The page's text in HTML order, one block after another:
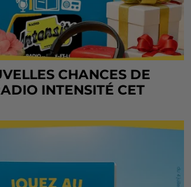
CHANCES DE
INTENSITÉ CET